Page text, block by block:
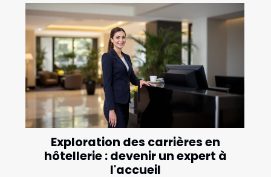
Exploration des carrières en
hôtellerie : devenir un expert à
l'accueil